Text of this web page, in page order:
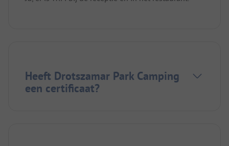
Heeft Drotszamar Park Camping
een certificaat?